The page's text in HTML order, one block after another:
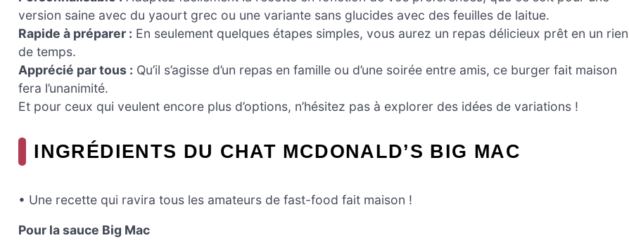
version saine avec du yaourt grec ou une variante sans glucides avec des feuilles de laitue.
Rapide à préparer : En seulement quelques étapes simples, vous aurez un repas délicieux prêt en un rien
de temps.
Apprécié par tous : Qu’il s’agisse d’un repas en famille ou d’une soirée entre amis, ce burger fait maison
fera l’unanimité.
Et pour ceux qui veulent encore plus d’options, n’hésitez pas à explorer des idées de variations !
INGRÉDIENTS DU CHAT MCDONALD’S BIG MAC
• Une recette qui ravira tous les amateurs de fast-food fait maison !
Pour la sauce Big Mac